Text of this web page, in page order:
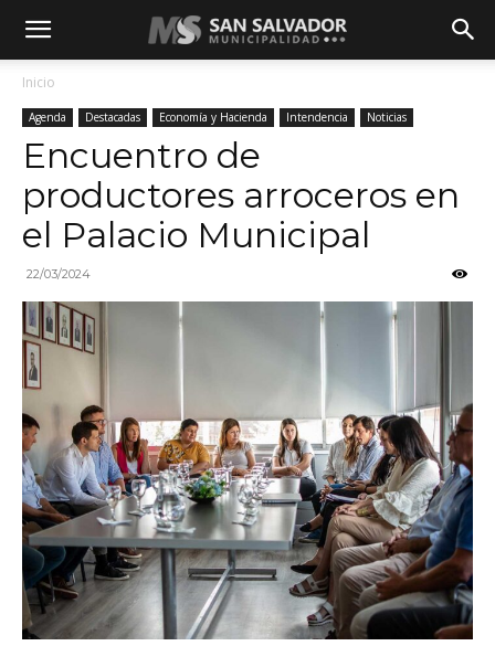
Inicio
Agenda Destacadas Economía y Hacienda Intendencia Noticias
Encuentro de
productores arroceros en
el Palacio Municipal
22/03/2024